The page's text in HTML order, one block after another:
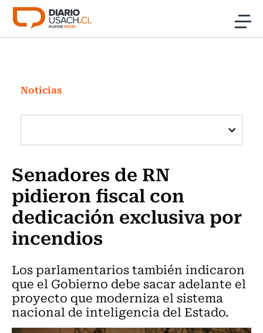
Click acá para ir directamente al contenido
Investigación
Cultura
Programas Radio y TV Usach
Noticias
Senadores de RN
pidieron fiscal con
dedicación exclusiva por
incendios
Los parlamentarios también indicaron
que el Gobierno debe sacar adelante el
proyecto que moderniza el sistema
nacional de inteligencia del Estado.